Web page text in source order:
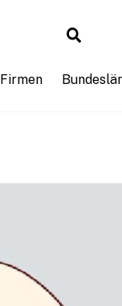
Firmen